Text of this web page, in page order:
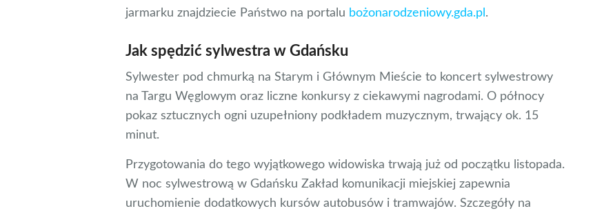
jarmarku znajdziecie Państwo na portalu bożonarodzeniowy.gda.pl .
Jak spędzić sylwestra w Gdańsku
Sylwester pod chmurką na Starym i Głównym Mieście to koncert sylwestrowy
na Targu Węglowym oraz liczne konkursy z ciekawymi nagrodami. O północy
pokaz sztucznych ogni uzupełniony podkładem muzycznym, trwający ok. 15
minut.
Przygotowania do tego wyjątkowego widowiska trwają już od początku listopada.
W noc sylwestrową w Gdańsku Zakład komunikacji miejskiej zapewnia
uruchomienie dodatkowych kursów autobusów i tramwajów. Szczegóły na